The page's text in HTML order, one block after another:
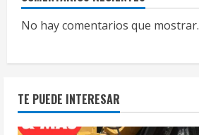
No hay comentarios que mostrar.
TE PUEDE INTERESAR